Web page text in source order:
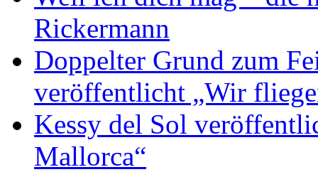
Rickermann
Doppelter Grund zum
veröffentlicht „Wir
Kessy del Sol
Mallorca“